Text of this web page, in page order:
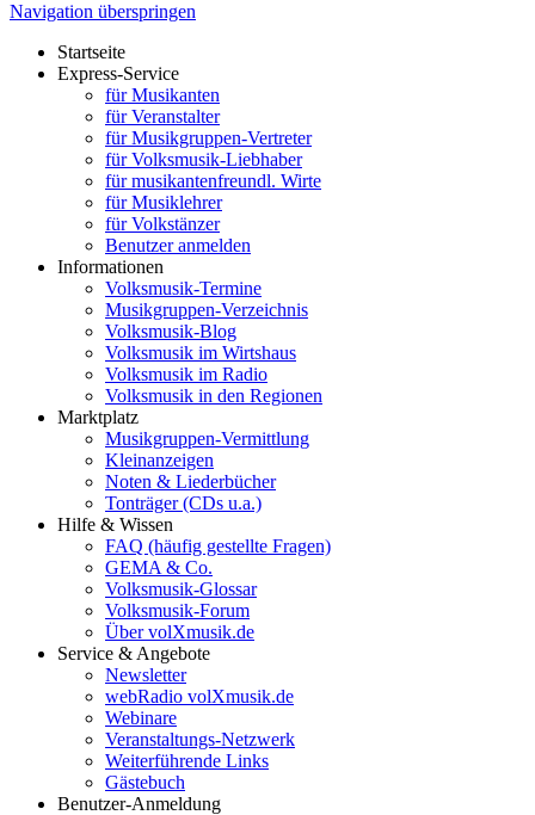
Navigation überspringen
Startseite
Express-Service
für Musikanten
für Veranstalter
für Musikgruppen-Vertreter
für Volksmusik-Liebhaber
für musikantenfreundl. Wirte
für Musiklehrer
für Volkstänzer
Benutzer anmelden
Informationen
Volksmusik-Termine
Musikgruppen-Verzeichnis
Volksmusik-Blog
Volksmusik im Wirtshaus
Volksmusik im Radio
Volksmusik in den Regionen
Marktplatz
Musikgruppen-Vermittlung
Kleinanzeigen
Noten & Liederbücher
Tonträger (CDs u.a.)
Hilfe & Wissen
FAQ (häufig gestellte Fragen)
GEMA & Co.
Volksmusik-Glossar
Volksmusik-Forum
Über volXmusik.de
Service & Angebote
Newsletter
webRadio volXmusik.de
Webinare
Veranstaltungs-Netzwerk
Weiterführende Links
Gästebuch
Benutzer-Anmeldung